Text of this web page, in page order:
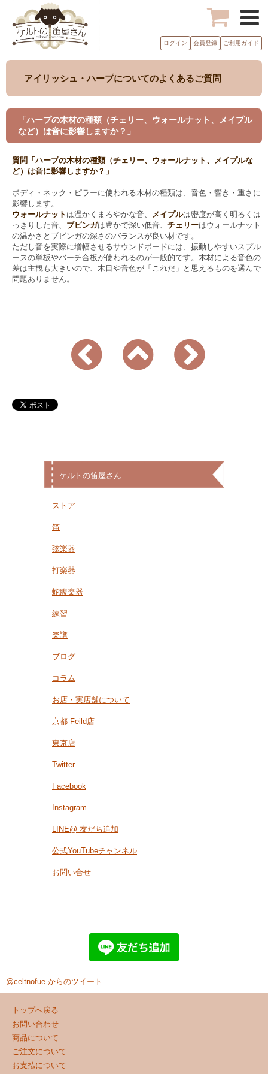
ログイン 会員登録 ご利用ガイド
アイリッシュ・ハープについてのよくあるご質問
「ハープの木材の種類（チェリー、ウォールナット、メイプル
など）は音に影響しますか？」
質問「ハープの木材の種類（チェリー、ウォールナット、メイプルな
ど）は音に影響しますか？」
ボディ・ネック・ピラーに使われる木材の種類は、音色・響き・重さに
影響します。
ウォールナット は温かくまろやかな音、 メイプルは密度が高く明るくは
っきりした音、 ブビンガは豊かで深い低音、 チェリーはウォールナット
の温かさとブビンガの深さのバランスが良い材です。
ただし音を実際に増幅させるサウンドボードには、振動しやすいスプル
ースの単板やバーチ合板が使われるのが一般的です。木材による音色の
差は主観も大きいので、木目や音色が「これだ」と思えるものを選んで
問題ありません。
ケルトの笛屋さん
ストア
笛
弦楽器
打楽器
蛇腹楽器
練習
楽譜
ブログ
コラム
お店・実店舗について
京都 Feild店
東京店
Twitter
Facebook
Instagram
LINE@ 友だち追加
公式YouTubeチャンネル
お問い合せ
@celtnofue からのツイート
トップへ戻る
お問い合わせ
商品について
ご注文について
お支払について